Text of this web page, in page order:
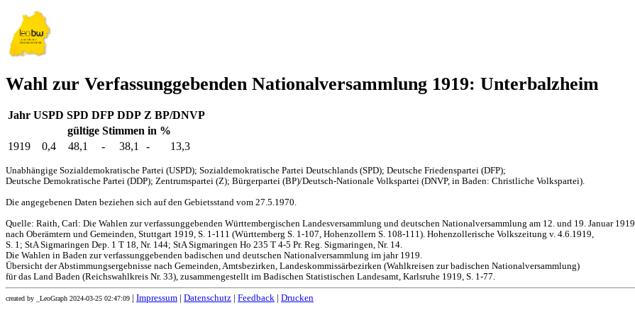
Wahl zur Verfassunggebenden Nationalversammlung 1919: Unterbalzheim
Jahr USPD SPD DFP DDP Z BP/DNVP
gültige Stimmen in %
1919
0,4 48,1 - 38,1 - 13,3
Unabhängige Sozialdemokratische Partei (USPD); Sozialdemokratische Partei Deutschlands (SPD); Deutsche Friedenspartei (DFP);
Deutsche Demokratische Partei (DDP); Zentrumspartei (Z); Bürgerpartei (BP)/Deutsch-Nationale Volkspartei (DNVP, in Baden: Christliche Volkspartei).
Die angegebenen Daten beziehen sich auf den Gebietsstand vom 27.5.1970.
Quelle: Raith, Carl: Die Wahlen zur verfassunggebenden Württembergischen Landesversammlung und deutschen Nationalversammlung am 12. und 19. Januar 1919
nach Oberämtern und Gemeinden, Stuttgart 1919, S. 1-111 (Württemberg S. 1-107, Hohenzollern S. 108-111). Hohenzollerische Volkszeitung v. 4.6.1919,
S. 1; StA Sigmaringen Dep. 1 T 18, Nr. 144; StA Sigmaringen Ho 235 T 4-5 Pr. Reg. Sigmaringen, Nr. 14.
Die Wahlen in Baden zur verfassunggebenden badischen und deutschen Nationalversammlung im jahr 1919.
Übersicht der Abstimmungsergebnisse nach Gemeinden, Amtsbezirken, Landeskommissärbezirken (Wahlkreisen zur badischen Nationalversammlung)
für das Land Baden (Reichswahlkreis Nr. 33), zusammengestellt im Badischen Statistischen Landesamt, Karlsruhe 1919, S. 1-77.
created by _LeoGraph 2024-03-25 02:47:09 Impressum Datenschutz Feedback Drucken